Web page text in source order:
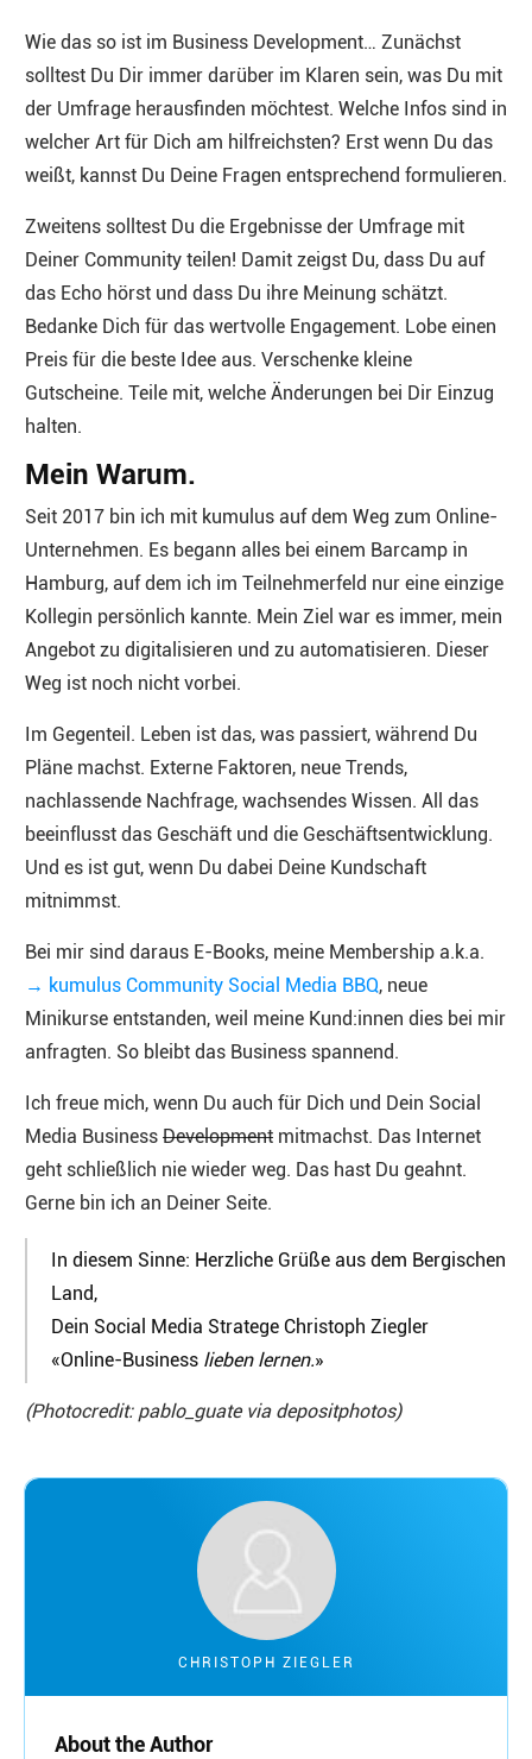
Wie das so ist im Business Development… Zunächst
solltest Du Dir immer darüber im Klaren sein, was Du mit
der Umfrage herausfinden möchtest. Welche Infos sind in
welcher Art für Dich am hilfreichsten? Erst wenn Du das
weißt, kannst Du Deine Fragen entsprechend formulieren.
Zweitens solltest Du die Ergebnisse der Umfrage mit
Deiner Community teilen! Damit zeigst Du, dass Du auf
das Echo hörst und dass Du ihre Meinung schätzt.
Bedanke Dich für das wertvolle Engagement. Lobe einen
Preis für die beste Idee aus. Verschenke kleine
Gutscheine. Teile mit, welche Änderungen bei Dir Einzug
halten.
Mein Warum.
Seit 2017 bin ich mit kumulus auf dem Weg zum Online-
Unternehmen. Es begann alles bei einem Barcamp in
Hamburg, auf dem ich im Teilnehmerfeld nur eine einzige
Kollegin persönlich kannte. Mein Ziel war es immer, mein
Angebot zu digitalisieren und zu automatisieren. Dieser
Weg ist noch nicht vorbei.
Im Gegenteil. Leben ist das, was passiert, während Du
Pläne machst. Externe Faktoren, neue Trends,
nachlassende Nachfrage, wachsendes Wissen. All das
beeinflusst das Geschäft und die Geschäftsentwicklung.
Und es ist gut, wenn Du dabei Deine Kundschaft
mitnimmst.
Bei mir sind daraus E-Books, meine Membership a.k.a.
→ kumulus Community Social Media BBQ, neue
Minikurse entstanden, weil meine Kund:innen dies bei mir
anfragten. So bleibt das Business spannend.
Ich freue mich, wenn Du auch für Dich und Dein Social
Media Business Development mitmachst. Das Internet
geht schließlich nie wieder weg. Das hast Du geahnt.
Gerne bin ich an Deiner Seite.
In diesem Sinne: Herzliche Grüße aus dem Bergischen
Land,
Dein Social Media Stratege Christoph Ziegler
«Online-Business lieben lernen.»
(Photocredit: pablo_guate via depositphotos)
CHRISTOPH ZIEGLER
About the Author